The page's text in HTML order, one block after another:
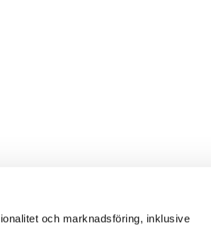
och marknadsföring, inklusive